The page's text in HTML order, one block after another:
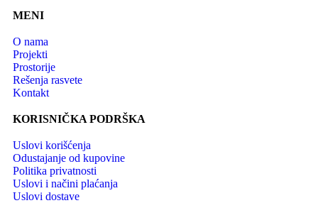
MENI
O nama
Projekti
Prostorije
Rešenja rasvete
Kontakt
KORISNIČKA PODRŠKA
Uslovi korišćenja
Odustajanje od kupovine
Politika privatnosti
Uslovi i načini plaćanja
Uslovi dostave